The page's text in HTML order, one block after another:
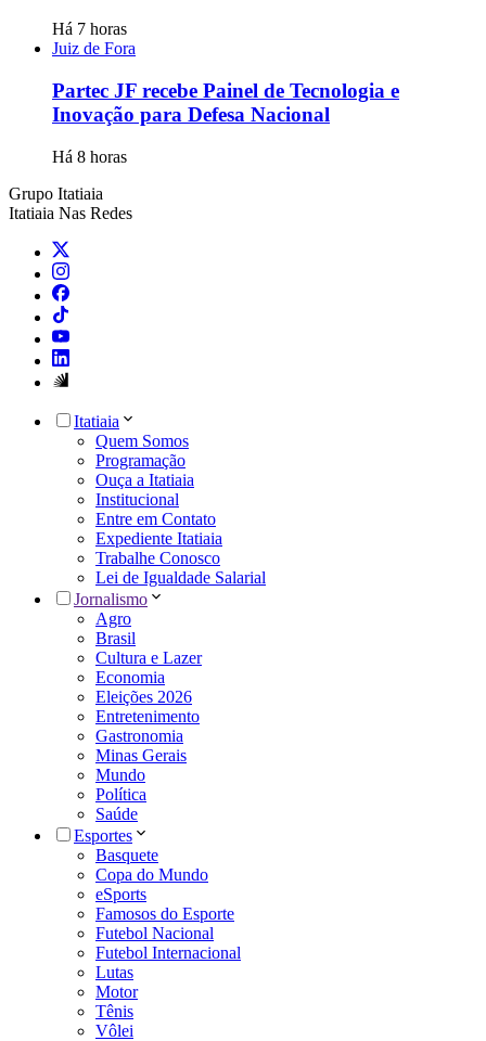
Há 7 horas
Juiz de Fora
Partec JF recebe Painel de Tecnologia e
Inovação para Defesa Nacional
Há 8 horas
Grupo Itatiaia
Itatiaia Nas Redes
Itatiaia
Quem Somos
Programação
Ouça a Itatiaia
Institucional
Entre em Contato
Expediente Itatiaia
Trabalhe Conosco
Lei de Igualdade Salarial
Jornalismo
Agro
Brasil
Cultura e Lazer
Economia
Eleições 2026
Entretenimento
Gastronomia
Minas Gerais
Mundo
Política
Saúde
Esportes
Basquete
Copa do Mundo
eSports
Famosos do Esporte
Futebol Nacional
Futebol Internacional
Lutas
Motor
Tênis
Vôlei